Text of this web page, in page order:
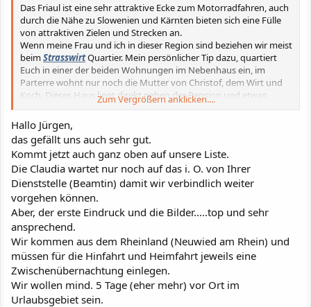
Das Friaul ist eine sehr attraktive Ecke zum Motorradfahren, auch
durch die Nähe zu Slowenien und Kärnten bieten sich eine Fülle
von attraktiven Zielen und Strecken an.
Wenn meine Frau und ich in dieser Region sind beziehen wir meist
beimStrasswirtQuartier. Mein persönlicher Tip dazu, quartiert
Euch in einer der beiden Wohnungen im Nebenhaus ein, im
Parterre wohnt nur noch die Mutter von Christof, dem Wirt und
Koch. Dieses Haus liegt direkt neben der Pension und etwas
höher, vor allem aber etwas weg von der Landesstrasse.
Großzügige Wohnung für 2 Personen mit tollem Balkon.
Frühstück oder HP ist natürlich genauso möglich. Alle anderen
Vorteile des Hotels/Pension könnt ihr der Homepage entnehmen.
Die Lage in Jenig/Danz selbst könnte zentraler nicht sein, wenn
die schönsten Strecken und Regionen in A, I und Slo befahren
werden wollen. Bei der besagten Dauer Eures Aufenthaltes sicher
ein Argument.
Zum Vergrößern anklicken....
Hallo Jürgen,
das gefällt uns auch sehr gut.
Kommt jetzt auch ganz oben auf unsere Liste.
Die Claudia wartet nur noch auf das i. O. von Ihrer
Dienststelle (Beamtin) damit wir verbindlich weiter
vorgehen können.
Aber, der erste Eindruck und die Bilder.....top und sehr
ansprechend.
Wir kommen aus dem Rheinland (Neuwied am Rhein) und
müssen für die Hinfahrt und Heimfahrt jeweils eine
Zwischenübernachtung einlegen.
Wir wollen mind. 5 Tage (eher mehr) vor Ort im
Urlaubsgebiet sein.